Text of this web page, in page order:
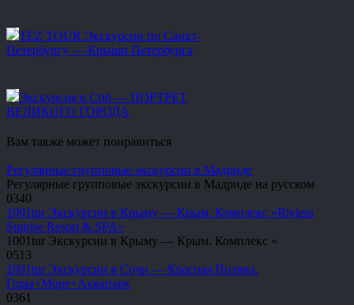
TEZ TOUR Экскурсии по Санкт-
Петербургу — Крыши Петербурга
Экскурсия в Спб — ПОРТРЕТ
ВЕЛИКОГО ГОРОДА
Вам также может понравиться
Регулярные групповые экскурсии в Мадриде
Регулярные групповые экскурсии в Мадриде на русском
0340
1001tur Экскурсии в Крыму — Крым. Комплекс «Riviera
Sunrise Resort & SPA»
1001tur Экскурсии в Крыму — Крым. Комплекс «
0513
1001tur Экскурсии в Сочи — Красная Поляна.
Горы+Море+Аквапарк
0361